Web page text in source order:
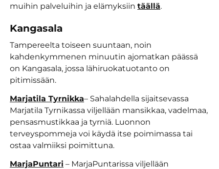
muihin palveluihin ja elämyksiin täällä.
Kangasala
Tampereelta toiseen suuntaan, noin
kahdenkymmenen minuutin ajomatkan päässä
on Kangasala, jossa lähiruokatuotanto on
pitimissään.
Marjatila Tyrnikka– Sahalahdella sijaitsevassa
Marjatila Tyrnikassa viljellään mansikkaa, vadelmaa,
pensasmustikkaa ja tyrniä. Luonnon
terveyspommeja voi käydä itse poimimassa tai
ostaa valmiiksi poimittuna.
MarjaPuntari – MarjaPuntarissa viljellään